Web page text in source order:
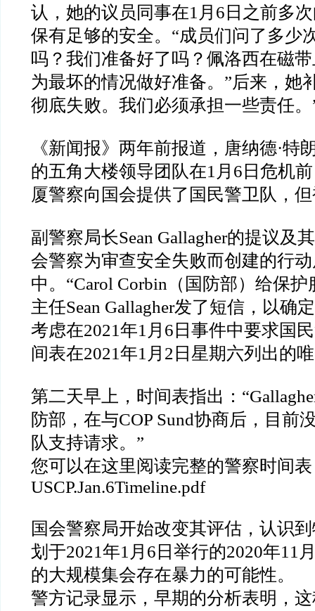
认，她的议员同事在1月6日之前多
保有足够的安全。“成员们问了多少
吗？我们准备好了吗？佩洛西在磁
为最坏的情况做好准备。”后来，她
彻底失败。我们必须承担一些责任。
《新闻报》两年前报道，唐纳德·特
的五角大楼领导团队在1月6日危机
厦警察向国会提供了国民警卫队，
副警察局长Sean Gallagher的提议及
会警察为审查安全失败而创建的行
中。“Carol Corbin（国防部）给保护
主任Sean Gallagher发了短信，以确
考虑在2021年1月6日事件中要求国
间表在2021年1月2日星期六列出的
第二天早上，时间表指出：
防部，在与COP Sund协商后，目前
队支持请求。”
您可以在这里阅读完整的警察时间
USCP.Jan.6Timeline.pdf
国会警察局开始改变其评估，认识
划于2021年1月6日举行的2020年11
的大规模集会存在暴力的可能性。
警方记录显示，早期的分析表明，